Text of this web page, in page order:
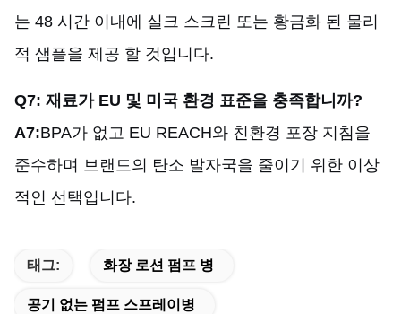
는 48 시간 이내에 실크 스크린 또는 황금화 된 물리
적 샘플을 제공 할 것입니다.
Q7: 재료가 EU 및 미국 환경 표준을 충족합니까?
A7:BPA가 없고 EU REACH와 친환경 포장 지침을
준수하며 브랜드의 탄소 발자국을 줄이기 위한 이상
적인 선택입니다.
태그: 화장 로션 펌프 병
공기 없는 펌프 스프레이병